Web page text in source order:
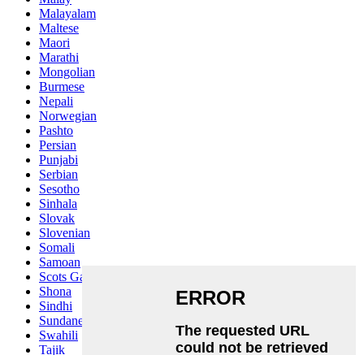
Malayalam
Maltese
Maori
Marathi
Mongolian
Burmese
Nepali
Norwegian
Pashto
Persian
Punjabi
Serbian
Sesotho
Sinhala
Slovak
Slovenian
Somali
Samoan
Scots Gaelic
Shona
Sindhi
Sundanese
Swahili
Tajik